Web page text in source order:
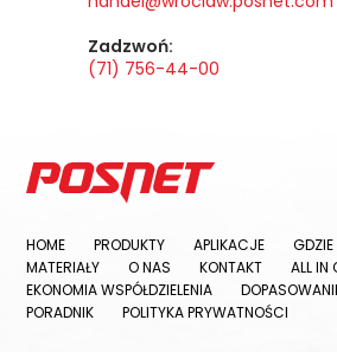
Zadzwoń:
(71) 756-44-00
HOME PRODUKTY APLIKACJE GDZIE
MATERIAŁY
O NAS KONTAKT
ALL IN
EKONOMIA WSPÓŁDZIELENIA
PORADNIK
POLITYKA PRYWATNOŚCI